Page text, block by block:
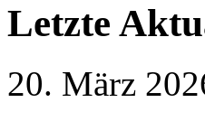
Letzte
20. März